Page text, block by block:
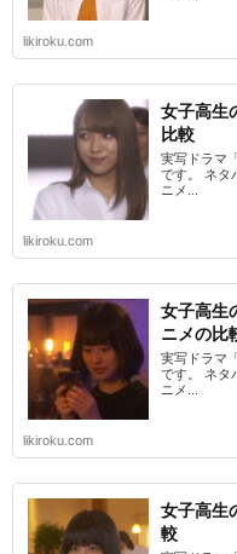
likiroku.com
女子高生
比較
実写ドラマ
です。 ネタ
ニメ...
likiroku.com
女子高生
ニメの比
実写ドラマ
です。 ネタ
ニメ...
likiroku.com
女子高生
較